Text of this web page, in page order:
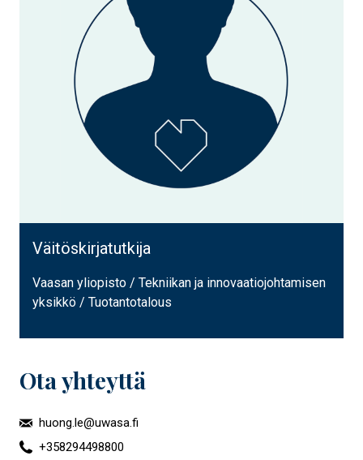
Väitöskirjatutkija
Vaasan yliopisto / Tekniikan ja innovaatiojohtamisen
yksikkö / Tuotantotalous
Ota yhteyttä
huong.le@uwasa.fi
+358294498800